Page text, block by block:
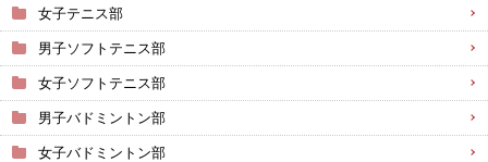
女子テニス部
男子ソフトテニス部
女子ソフトテニス部
男子バドミントン部
女子バドミントン部